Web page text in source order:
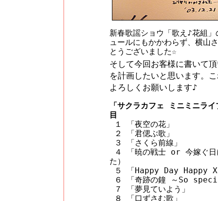
新春歌謡ショウ「歌え♪花組
ュールにもかかわらず、横山
とうございました☆
そして今回お客様に書いて
を計画したいと思います。
よろしくお願いします♪
「サクラカフェ ミニミニラ
目
１ 「夜空の花」
２ 「君偲ぶ歌」
３ 「さくら前線」
４ 「暁の戦士 or 今嫁ぐ日
た）
５ 「Happy Day Happy
６ 「奇跡の鐘 ～So
７ 「夢見ていよう」
８ 「口ずさむ歌」